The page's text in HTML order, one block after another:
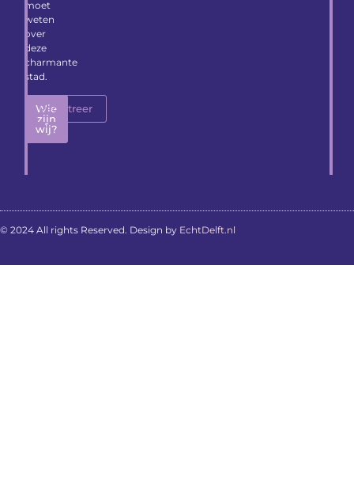
moet
weten
over
deze
charmante
stad.
Wie
zijn
wij?
Registreer
© 2024 All rights Reserved. Design by EchtDelft.nl